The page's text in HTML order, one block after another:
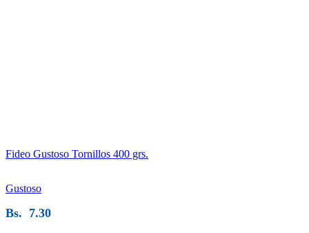
Fideo Gustoso Tornillos 400 grs.
Gustoso
Bs. 7.30